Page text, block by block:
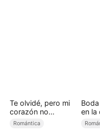
Te olvidé, pero mi
corazón no
(Doblado)
Romántica
en la